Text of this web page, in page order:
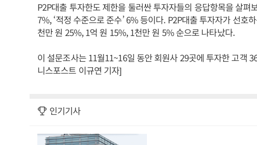
P2P대출 투자한도 제한을 둘러싼 투자자들의 응답항목을 살펴
7%, ‘적정 수준으로 준수’ 6% 등이다. P2P대출 투자자가 선호
천만 원 25%, 1억 원 15%, 1천만 원 5% 순으로 나타났다.
이 설문조사는 11월11~16일 동안 회원사 29곳에 투자한 고객
니스포스트 이규연 기자]
인기기사